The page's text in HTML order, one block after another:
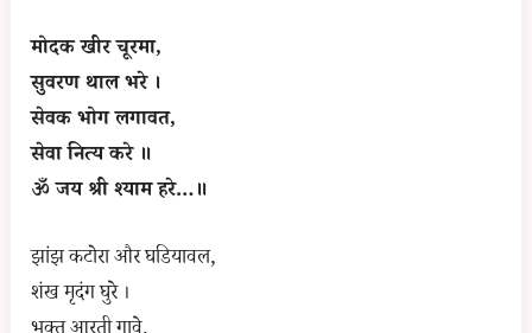
मोदक खीर चूरमा,
सुवरण थाल भरे ।
सेवक भोग लगावत,
सेवा नित्य करे ॥
ॐ जय श्री श्याम हरे…॥
झांझ कटोरा और घडियावल,
शंख मृदंग घुरे ।